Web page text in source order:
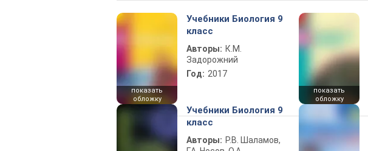
показать
обложку
Учебники Биология 9
класс
Авторы: К.М.
Задорожний
Год: 2017
показать
обложку
Учебники Биология 9
класс
Авторы: Р.В. Шаламов,